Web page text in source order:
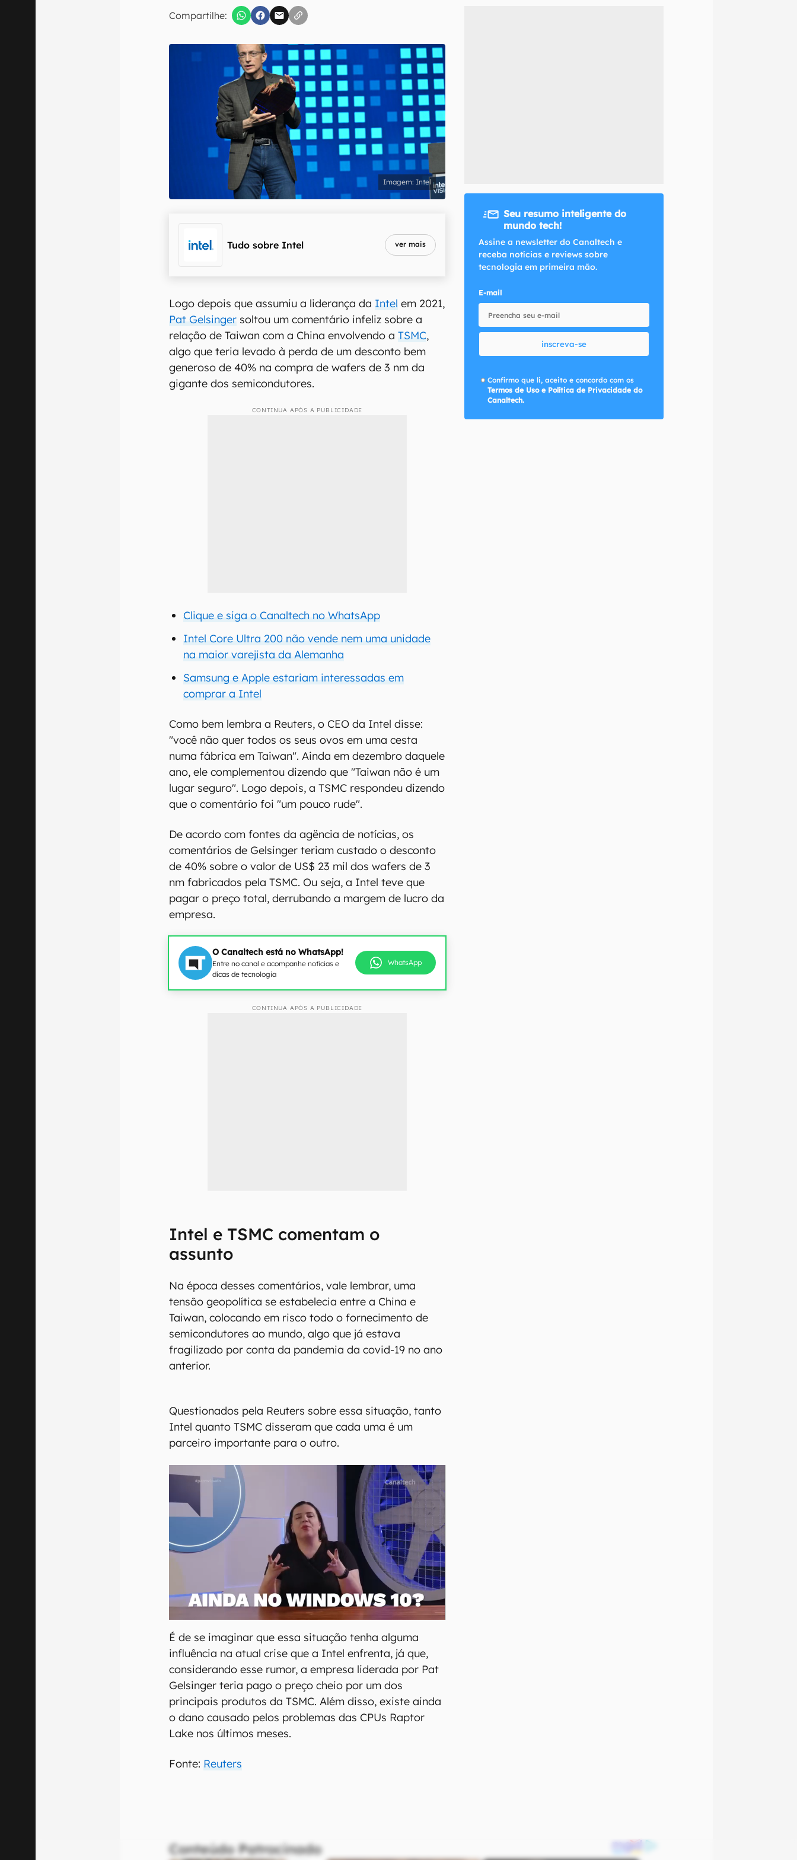
Compartilhe:
Confirmo que li, aceito e concordo com os Termos de Uso e Política de Privacidade do Canaltech.
Intel
Tudo sobre Intel ver mais
Logo depois que assumiu a liderança da Intel em 2021,
Pat Gelsinger soltou um comentário infeliz sobre a
relação de Taiwan com a China envolvendo aTSMC,
algo que teria levado à perda de um desconto bem
generoso de 40% na compra de wafers de 3 nm da
gigante dos semicondutores.
CONTINUA APÓS A PUBLICIDADE
Clique e siga o Canaltech no WhatsApp
Intel Core Ultra 200 não vende nem uma unidade
na maior varejista da Alemanha
Samsung e Apple estariam interessadas em
comprar a Intel
Como bem lembra a Reuters, o CEO da Intel disse:
"você não quer todos os seus ovos em uma cesta
numa fábrica em Taiwan". Ainda em dezembro daquele
ano, ele complementou dizendo que "Taiwan não é um
lugar seguro". Logo depois, a TSMC respondeu dizendo
que o comentário foi "um pouco rude".
De acordo com fontes da agëncia de notícias, os
comentários de Gelsinger teriam custado o desconto
de 40% sobre o valor de US$ 23 mil dos wafers de 3
nm fabricados pela TSMC. Ou seja, a Intel teve que
pagar o preço total, derrubando a margem de lucro da
empresa.
O Canaltech está no WhatsApp!
Entre no canal e acompanhe notícias e
dicas de tecnologia
WhatsApp
CONTINUA APÓS A PUBLICIDADE
Intel e TSMC comentam o
assunto
Na época desses comentários, vale lembrar, uma
tensão geopolítica se estabelecia entre a China e
Taiwan, colocando em risco todo o fornecimento de
semicondutores ao mundo, algo que já estava
fragilizado por conta da pandemia da covid-19 no ano
anterior.
Questionados pela Reuters sobre essa situação, tanto
Intel quanto TSMC disseram que cada uma é um
parceiro importante para o outro.
É de se imaginar que essa situação tenha alguma
influência na atual crise que a Intel enfrenta, já que,
considerando esse rumor, a empresa liderada por Pat
Gelsinger teria pago o preço cheio por um dos
principais produtos da TSMC. Além disso, existe ainda
o dano causado pelos problemas das CPUs Raptor
Lake nos últimos meses.
Fonte: Reuters
Seu resumo inteligente do
mundo tech!
Assine a newsletter do Canaltech e
receba notícias e reviews sobre
tecnologia em primeira mão.
E-mail
inscreva-se
Confirmo que li, aceito e concordo com os
Termos de Uso e Política de Privacidade do
Canaltech.